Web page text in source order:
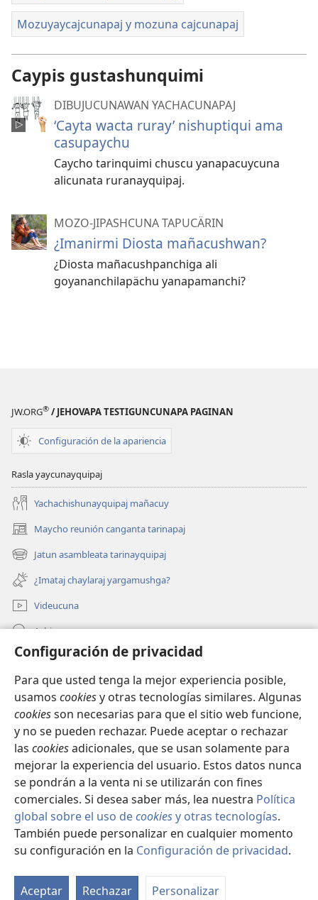
Configuración de privacidad
Para que usted tenga la mejor experiencia posible,
usamos cookiesy otras tecnologías similares. Algunas
cookiesson necesarias para que el sitio web funcione,
y no se pueden rechazar. Puede aceptar o rechazar
las cookiesadicionales, que se usan solamente para
mejorar la experiencia del usuario. Estos datos nunca
se pondrán a la venta ni se utilizarán con fines
comerciales. Si desea saber más, lea nuestra Política
global sobre el uso decookiesy otras tecnologías.
También puede personalizar en cualquier momento
su configuración en la Configuración de privacidad.
Aceptar Rechazar Personalizar
Mozuyaycajcunapaj y mozuna cajcunapaj
Caypis gustashunquimi
DIBUJUCUNAWAN YACHACUNAPAJ
‘Cayta wacta ruray’ nishuptiqui ama
casupaychu
Caycho tarinquimi chuscu yanapacuycuna
alicunata ruranayquipaj.
MOZO-JIPASHCUNA TAPUCÄRIN
¿Imanirmi Diosta mañacushwan?
¿Diosta mañacushpanchiga ali
goyananchilapächu yanapamanchi?
JW.ORG® / JEHOVAPA TESTIGUNCUNAPA PAGINAN
Configuración de la apariencia
Rasla yaycunayquipaj
Yachachishunayquipaj mañacuy
Maycho reunión canganta tarinapaj
(abre
una
nueva
ventana)
Jatun asambleata tarinayquipaj
(abre
una
nueva
ventana)
¿Imataj chaylaraj yargamushga?
Videucuna
Ashiy
(abre
una
nueva
ventana)INTERNETCHO PUBLICACIUN-
NINCHICUNA™
una
nueva
ventana)JW Hub ®
(abre
una
nueva
ventana)
Copyright© 2026 Watch Tower Bible and Tract Society of Pennsylvania.
UTILIZANAYQUIPAJ|WILAPÄCAMANGAYQUITA IMANO UTILIZANGÄ
CONFIGURACIÓN DE PRIVACIDAD